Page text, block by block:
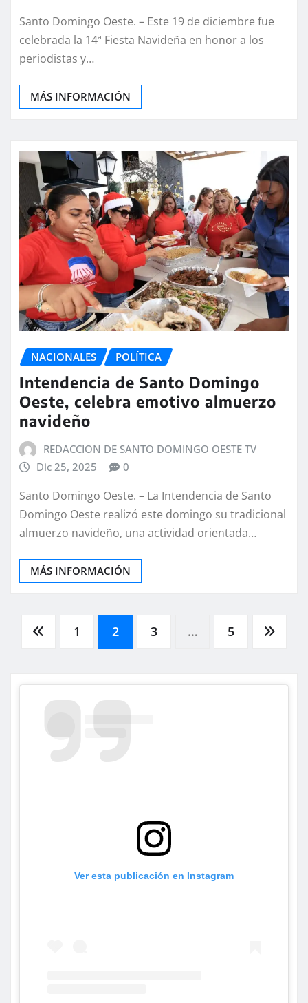
Santo Domingo Oeste. – Este 19 de diciembre fue
celebrada la 14ª Fiesta Navideña en honor a los
periodistas y…
MÁS INFORMACIÓN
NACIONALES POLÍTICA
Intendencia de Santo Domingo
Oeste, celebra emotivo almuerzo
navideño
REDACCION DE SANTO DOMINGO OESTE TV
Dic 25, 2025
0
Santo Domingo Oeste. – La Intendencia de Santo
Domingo Oeste realizó este domingo su tradicional
almuerzo navideño, una actividad orientada…
MÁS INFORMACIÓN
Paginación
de
entradas
1 2 3 … 5
Ver esta publicación en Instagram